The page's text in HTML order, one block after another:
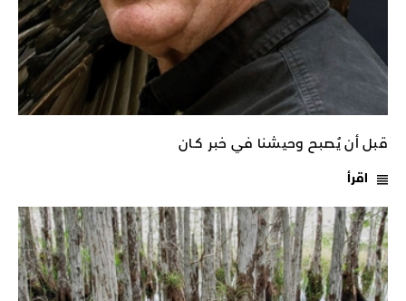
قبل أن يُصبح وحيشنا في خبر كـان
اقرأ